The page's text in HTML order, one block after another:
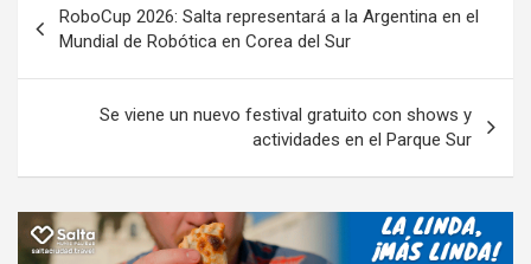
o
k
p
p
m
M
ail
er
ar
tir
de
entradas
RoboCup 2026: Salta representará a la Argentina en el
Mundial de Robótica en Corea del Sur
Se viene un nuevo festival gratuito con shows y
actividades en el Parque Sur